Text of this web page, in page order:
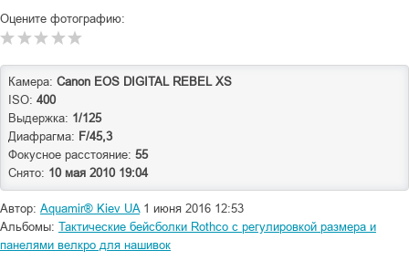
Оцените фотографию:
Камера: Canon EOS DIGITAL REBEL XS
ISO: 400
Выдержка: 1/125
Диафрагма: F/45,3
Фокусное расстояние: 55
Снято: 10 мая 2010 19:04
Автор: Aquamir® Kiev UA1 июня 2016 12:53
Альбомы: Тактические бейсболки Rothco с регулировкой размера и
панелями велкро для нашивок